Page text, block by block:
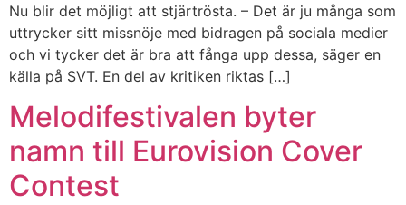
Nu blir det möjligt att stjärtrösta. – Det är ju många som
uttrycker sitt missnöje med bidragen på sociala medier
och vi tycker det är bra att fånga upp dessa, säger en
källa på SVT. En del av kritiken riktas […]
Melodifestivalen byter
namn till Eurovision Cover
Contest